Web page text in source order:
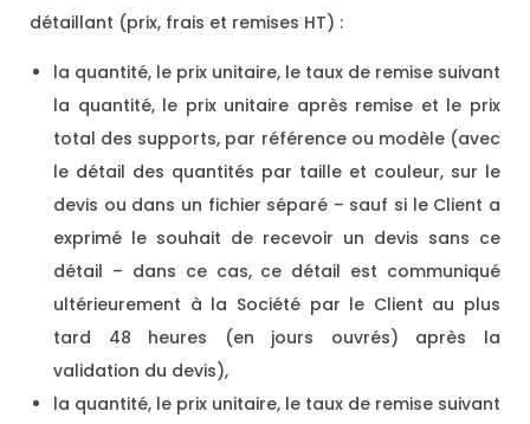
détaillant (prix, frais et remises HT) :
la quantité, le prix unitaire, le taux de remise suivant
la quantité, le prix unitaire après remise et le prix
total des supports, par référence ou modèle (avec
le détail des quantités par taille et couleur, sur le
devis ou dans un fichier séparé – sauf si le Client a
exprimé le souhait de recevoir un devis sans ce
détail – dans ce cas, ce détail est communiqué
ultérieurement à la Société par le Client au plus
tard 48 heures (en jours ouvrés) après la
validation du devis),
la quantité, le prix unitaire, le taux de remise suivant